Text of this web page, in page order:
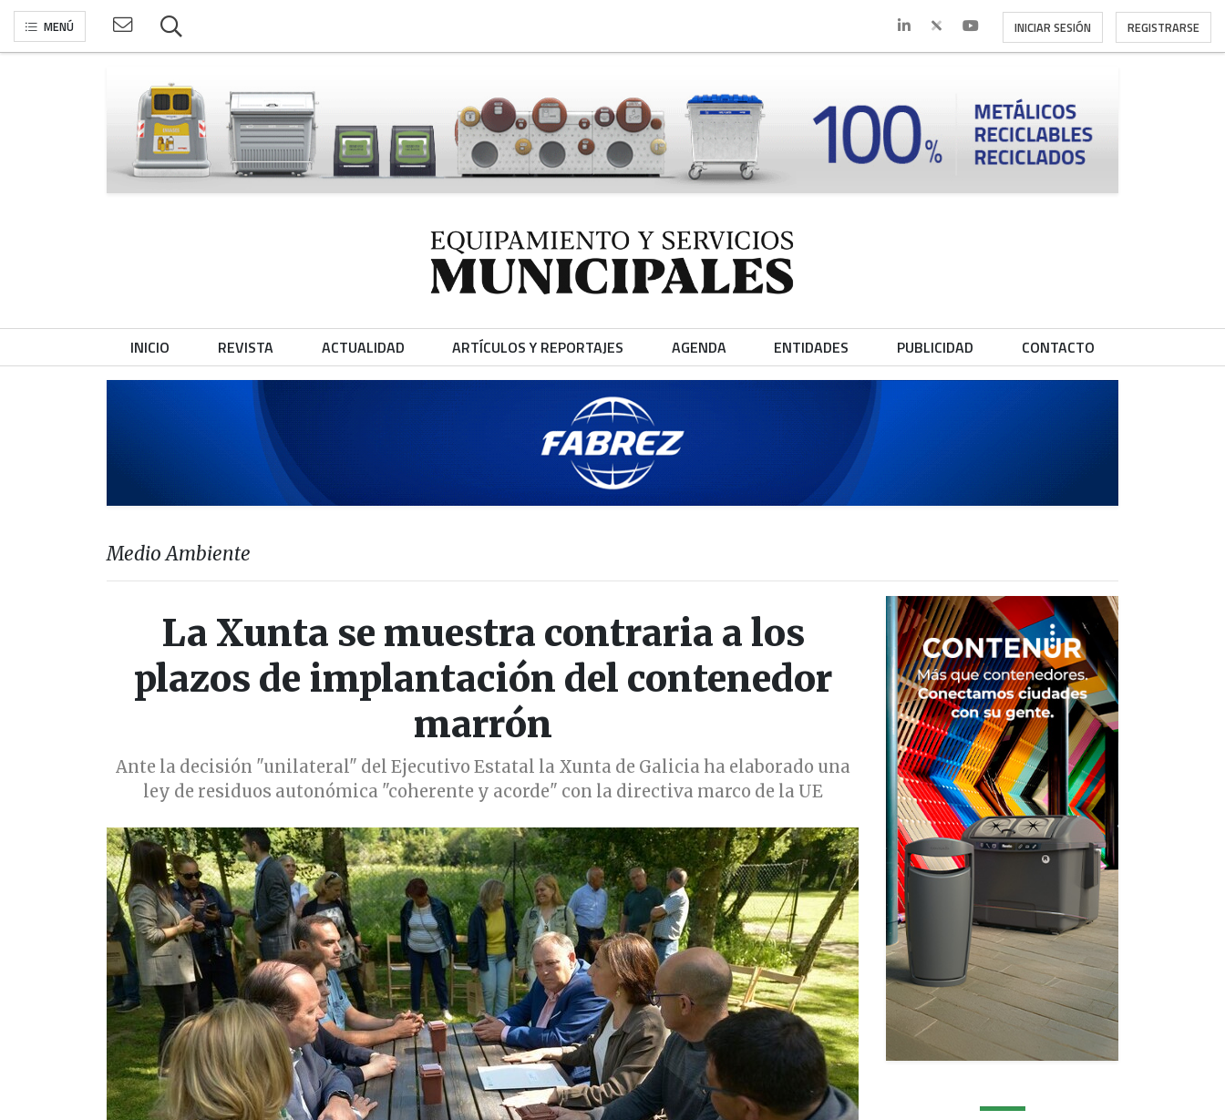
MENÚ INICIAR SESIÓN REGISTRARSE
INICIO REVISTA ACTUALIDAD ARTÍCULOS Y REPORTAJES AGENDA ENTIDADES PUBLICIDAD CONTACTO
Medio Ambiente
La Xunta se muestra contraria a los
plazos de implantación del contenedor
marrón
Ante la decisión "unilateral" del Ejecutivo Estatal la Xunta de Galicia ha elaborado una
ley de residuos autonómica "coherente y acorde" con la directiva marco de la UE